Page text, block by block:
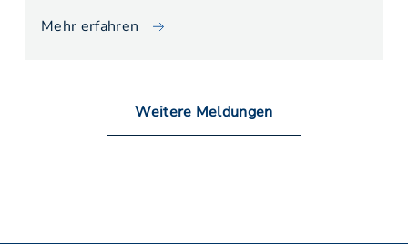
Mehr erfahren
Weitere Meldungen